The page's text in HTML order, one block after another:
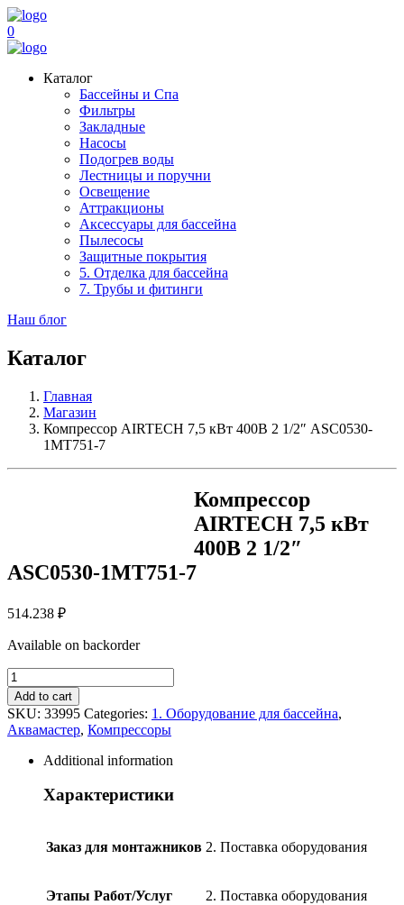
0
Каталог
Бассейны и Спа
Фильтры
Закладные
Насосы
Подогрев воды
Лестницы и поручни
Освещение
Аттракционы
Аксессуары для бассейна
Пылесосы
Защитные покрытия
5. Отделка для бассейна
7. Трубы и фитинги
Наш блог
Каталог
Главная
Магазин
Компрессор AIRTECH 7,5 кВт 400В 2 1/2″ ASC0530-
1MT751-7
Компрессор
AIRTECH 7,5 кВт
400В 2 1/2″
ASC0530-1MT751-7
514.238 ₽
Available on backorder
Компрессор
AIRTECH
7,5
кВт
400В
ASC0530-
1MT751-
Add to cart
SKU: 33995 Categories: 1. Оборудование для бассейна,
Аквамастер, Компрессоры
Additional information
Характеристики
Заказ для монтажников 2. Поставка оборудования
Этапы Работ/Услуг 2. Поставка оборудования